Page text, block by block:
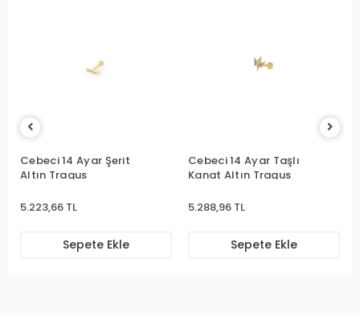
Cebeci 14 Ayar Şerit
Altın Tragus
5.223,66 TL
Sepete Ekle
Cebeci 14 Ayar Taşlı
Kanat Altın Tragus
5.288,96 TL
Sepete Ekle